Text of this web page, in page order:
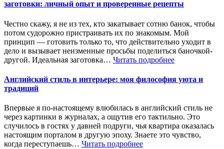
заготовки: личный опыт и проверенные рецепты
Честно скажу, я не из тех, кто закатывает сотню банок, чтобы
потом судорожно пристраивать их по знакомым. Мой
принцип — готовить только то, что действительно уходит в
дело и вызывает неизменные просьбы поделиться баночкой-
другой. Идеальная заготовка… Читать подробнее
Английский стиль в интерьере: моя философия уюта и
традиций
Впервые я по-настоящему влюбилась в английский стиль не
через картинки в журналах, а ощутив его тактильно. Это
случилось в гостях у давней подруги, чья квартира оказалась
настоящим порталом в другую эпоху. Знаете это чувство,
когда переступаешь… Читать подробнее